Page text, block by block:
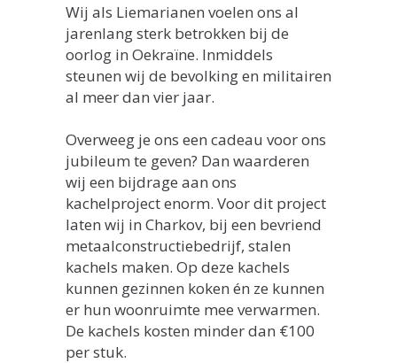
Wij als Liemarianen voelen ons al
jarenlang sterk betrokken bij de
oorlog in Oekraïne. Inmiddels
steunen wij de bevolking en militairen
al meer dan vier jaar.
Overweeg je ons een cadeau voor ons
jubileum te geven? Dan waarderen
wij een bijdrage aan ons
kachelproject enorm. Voor dit project
laten wij in Charkov, bij een bevriend
metaalconstructiebedrijf, stalen
kachels maken. Op deze kachels
kunnen gezinnen koken én ze kunnen
er hun woonruimte mee verwarmen.
De kachels kosten minder dan €100
per stuk.